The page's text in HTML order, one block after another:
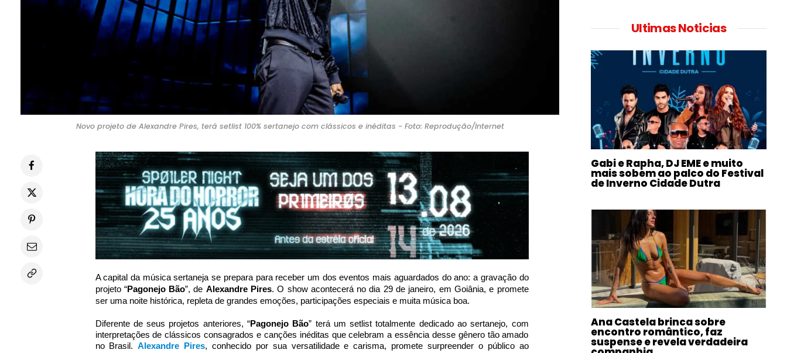
Novo projeto de Alexandre Pires, terá setlist 100% sertanejo com clássicos e inéditas - Foto: Reprodução/Internet
A capital da música sertaneja se prepara para receber um dos eventos mais aguardados do ano: a gravação do
projeto “Pagonejo Bão”, de Alexandre Pires. O show acontecerá no dia 29 de janeiro, em Goiânia, e promete
ser uma noite histórica, repleta de grandes emoções, participações especiais e muita música boa.
Diferente de seus projetos anteriores, “Pagonejo Bão” terá um setlist totalmente dedicado ao sertanejo, com
interpretações de clássicos consagrados e canções inéditas que celebram a essência desse gênero tão amado
no Brasil.Alexandre Pires, conhecido por sua versatilidade e carisma, promete surpreender o público ao
Ultimas Noticias
Gabi e Rapha, DJ EME e muito
mais sobem ao palco do Festival
de Inverno Cidade Dutra
Ana Castela brinca sobre
encontro romântico, faz
suspense e revela verdadeira